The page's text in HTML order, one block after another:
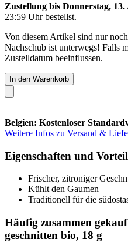
Zustellung bis Donnerstag, 13.
23:59 Uhrbestellst.
Von diesem Artikel sind nur
Nachschub ist unterwegs! Falls
Zustelldatum beeinflussen.
In den Warenkorb
Belgien: Kostenloser
Weitere Infos zu Versand &
Eigenschaften und
Frischer, zitroniger
Kühlt den Gaumen
Traditionell für die
Häufig zusammen
geschnitten bio, 18 g